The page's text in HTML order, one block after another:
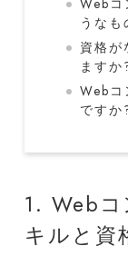
うな
資格が
ますか
Webコ
ですか
1. Web
キルと資